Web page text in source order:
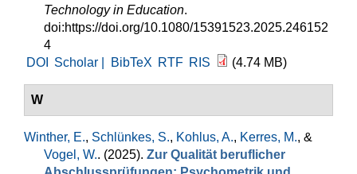
Technology in Education.
doi:https://doi.org/10.1080/15391523.2025.246152
4
DOI
Scholar | BibTeX RTF RIS (4.74 MB)
W
Winther, E., Schlünkes, S., Kohlus, A., Kerres, M., &
Vogel, W.. (2025). Zur Qualität beruflicher